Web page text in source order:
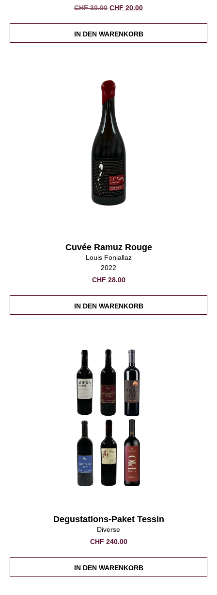
CHF30.00 Ursprünglicher
CHF 30.00
CHF 20.00Aktueller
CHF 20.00.
IN DEN WARENKORB
Cuvée Ramuz Rouge
Louis Fonjallaz
2022
CHF 28.00
IN DEN WARENKORB
Degustations-Paket Tessin
Diverse
CHF 240.00
IN DEN WARENKORB